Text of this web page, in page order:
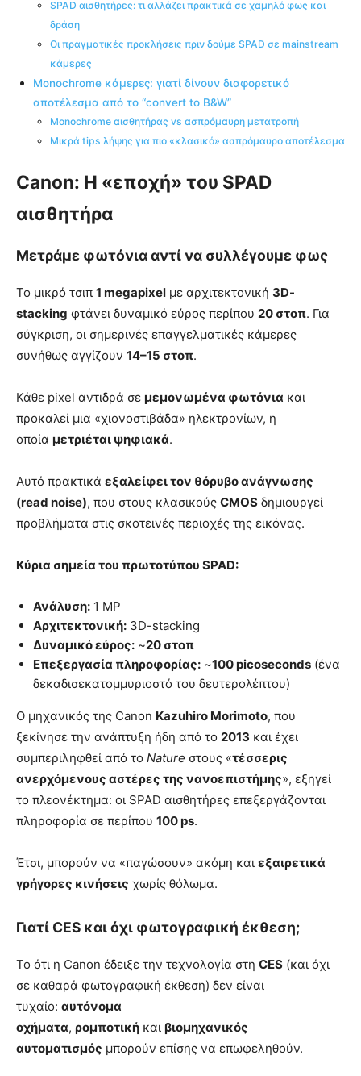
SPAD αισθητήρες: τι αλλάζει πρακτικά σε χαμηλό φως και
δράση
Οι πραγματικές προκλήσεις πριν δούμε SPAD σε mainstream
κάμερες
Monochrome κάμερες: γιατί δίνουν διαφορετικό
αποτέλεσμα από το “convert to B&W”
Monochrome αισθητήρας vs ασπρόμαυρη μετατροπή
Μικρά tips λήψης για πιο «κλασικό» ασπρόμαυρο αποτέλεσμα
Canon: Η «εποχή» του SPAD
αισθητήρα
Μετράμε φωτόνια αντί να συλλέγουμε φως
Το μικρό τσιπ 1 megapixel με αρχιτεκτονική 3D-
stacking φτάνει δυναμικό εύρος περίπου 20 στοπ. Για
σύγκριση, οι σημερινές επαγγελματικές κάμερες
συνήθως αγγίζουν 14–15 στοπ.
Κάθε pixel αντιδρά σε μεμονωμένα φωτόνια και
προκαλεί μια «χιονοστιβάδα» ηλεκτρονίων, η
οποία μετριέται ψηφιακά.
Αυτό πρακτικά εξαλείφει τον θόρυβο ανάγνωσης
(read noise), που στους κλασικούς CMOS δημιουργεί
προβλήματα στις σκοτεινές περιοχές της εικόνας.
Κύρια σημεία του πρωτοτύπου SPAD:
Ανάλυση: 1 MP
Αρχιτεκτονική: 3D-stacking
Δυναμικό εύρος: ~20 στοπ
Επεξεργασία πληροφορίας: ~100 picoseconds (ένα
δεκαδισεκατομμυριοστό του δευτερολέπτου)
Ο μηχανικός της Canon Kazuhiro Morimoto, που
ξεκίνησε την ανάπτυξη ήδη από το 2013 και έχει
συμπεριληφθεί από το Nature στους «τέσσερις
ανερχόμενους αστέρες της νανοεπιστήμης», εξηγεί
το πλεονέκτημα: οι SPAD αισθητήρες επεξεργάζονται
πληροφορία σε περίπου 100 ps.
Έτσι, μπορούν να «παγώσουν» ακόμη και εξαιρετικά
γρήγορες κινήσεις χωρίς θόλωμα.
Γιατί CES και όχι φωτογραφική έκθεση;
Το ότι η Canon έδειξε την τεχνολογία στη CES (και όχι
σε καθαρά φωτογραφική έκθεση) δεν είναι
τυχαίο: αυτόνομα
οχήματα, ρομποτική και βιομηχανικός
αυτοματισμός μπορούν επίσης να επωφεληθούν.